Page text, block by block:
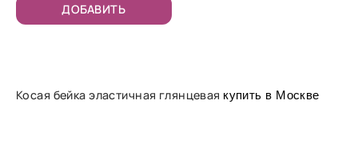
ДОБАВИТЬ
Косая бейка эластичная глянцевая купить в Москве